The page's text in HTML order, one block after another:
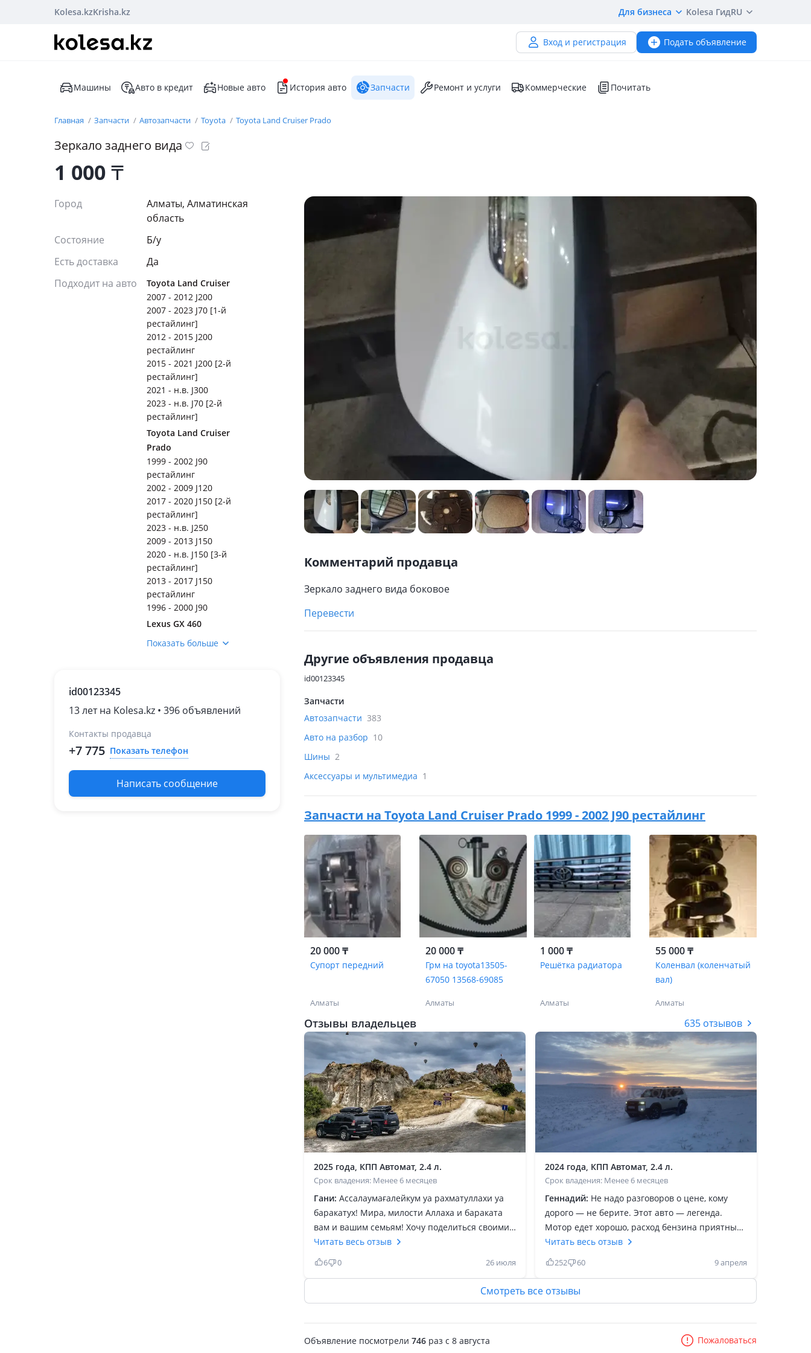
Kolesa.kzKrisha.kz Для бизнеса Kolesa ГидRU
Вход и регистрация Подать объявление
Машины Авто в кредит Новые авто История авто Запчасти Ремонт и услуги Коммерческие Почитать
Главная Запчасти Автозапчасти Toyota Toyota Land Cruiser Prado
Зеркало заднего вида
1 000₸
Город
Алматы, Алматинская
область
Состояние
Б/y
Есть доставка
Да
Подходит на авто
Toyota Land Cruiser
2007 - 2012 J200
2007 - 2023 J70 [1-й
рестайлинг]
2012 - 2015 J200
рестайлинг
2015 - 2021 J200 [2-й
рестайлинг]
2021 - н.в. J300
2023 - н.в. J70 [2-й
рестайлинг]
Toyota Land Cruiser
Prado
1999 - 2002 J90
рестайлинг
2002 - 2009 J120
2017 - 2020 J150 [2-й
рестайлинг]
2023 - н.в. J250
2009 - 2013 J150
2020 - н.в. J150 [3-й
рестайлинг]
2013 - 2017 J150
рестайлинг
1996 - 2000 J90
Lexus GX 460
2013 - н.в. 2 поколение
Lexus LX 570
[2-й рестайлинг] (J2)
2012 - 2015 3 поколение
рестайлинг (J2)
2007 - 2012 3 поколение
(J2)
Показать больше
id00123345
13 лет на Kolesa.kz • 396 объявлений
Контакты продавца
+7 775 Показать телефон
Написать сообщение
Комментарий продавца
Зеркало заднего вида боковое
Перевести
Другие объявления продавца
id00123345
Запчасти
Автозапчасти 383
Авто на разбор 10
Шины 2
Аксессуары и мультимедиа 1
Запчасти на Toyota Land Cruiser Prado 1999 - 2002 J90 рестайлинг
20 000 ₸
Супорт передний
Алматы
20 000 ₸
Грм на toyota13505-
67050 13568-69085
Алматы
1 000 ₸
Решётка радиатора
Алматы
55 000 ₸
Коленвал (коленчатый
вал)
Алматы
Отзывы владельцев 635 отзывов
2025 года, КПП Автомат, 2.4 л.
Срок владения: Менее 6 месяцев
Гани: Ассалаумағалейкум уа рахматуллахи уа
баракатух! Мира, милости Аллаха и бараката
вам и вашим семьям! Хочу поделиться своими
впечатлениями о Toyota Land Cruiser Prado 250
2.4 Turbo Люкс + (7 мест). Покупал автомобиль у
официального дилера в Кызылорде. Отдельное
спасибо менеджеру Марлену — настоящий
очень легко. Сразу после покупки сделал
Читать весь отзыв
6 0 26 июля
2024 года, КПП Автомат, 2.4 л.
Срок владения: Менее 6 месяцев
Геннадий: Не надо разговоров о цене, кому
дорого — не берите. Этот авто — легенда.
Мотор едет хорошо, расход бензина приятный,
налог смешной. Машина не валкая, привык к
габаритам и поведению на 3-ий день. Тормоза
отличные, в отличии от 150-го, едет очень
в этом. Помимо мотора и коробки, много других
Читать весь отзыв
252 60 9 апреля
Смотреть все отзывы
Объявление посмотрели 746 раз c 8 августа Пожаловаться